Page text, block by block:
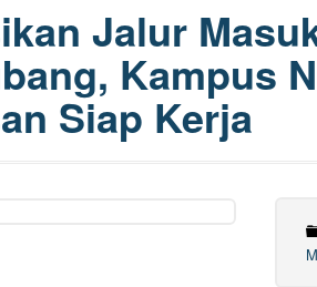
Jalur
Kampus
Siap Kerja